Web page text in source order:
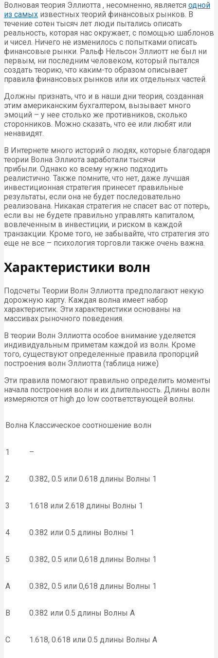
Волновая теория Эллиотта , несомненно, является одной
из самых известных теорий финансовых рынков. В
течение сотен тысяч лет люди пытались описать
реальность, которая нас окружает, с помощью шаблонов
и чисел. Ничего не изменилось с попытками описать
финансовые рынки. Ральф Нельсон Эллиотт не был ни
первым, ни последним человеком, который пытался
создать теорию, что каким-то образом описывает
правила финансовых рынков или их отдельных частей.
Должны признать, что и в наши дни теория, созданная
этим американским бухгалтером, вызывает много
эмоций – у нее столько же противников, сколько
сторонников. Можно сказать, что ее или любят или
ненавидят.
В Интернете много историй о людях, которые благодаря
теории Волна Эллиота заработали тысячи
прибыли. Однако ко всему нужно подходить
реалистично. Также помните, что нет, даже лучшая
инвестиционная стратегия принесет правильные
результаты, если она не будет последовательно
реализована. Никакая стратегия не спасет вас от потерь,
если вы не будете правильно управлять капиталом,
вовлеченным в инвестиции, и риском в каждой
транзакции. Кроме того, не забывайте, что стратегия это
еще не все – психология торговли также очень важна.
Характеристики волн
Подсчеты Теории Волн Эллиотта предполагают некую
дорожную карту. Каждая волна имеет набор
характеристик. Эти характеристики основаны на
массивах рыночного поведения.
В теории Волн Эллиотта особое внимание уделяется
индивидуальным приметам каждой из волн. Кроме
того, существуют определенные правила пропорций
построения волн Эллиотта (таблица ниже)
Эти правила помогают правильно определить моменты
начала построения волн и их длительность. Длины волн
измеряются от high до low соответствующей волны.
Волна Классическое соотношение волн
1 –
2 0.382, 0.5 или 0.618 длины Волны 1
3 1.618 или 2.618 длины Волны 1
4 0.382 или 0.5 длины Волны 1
5 0.382, 0.5 или 0,618 длины Волны 1
A 0.382, 0.5 или 0,618 длины Волны 1
B 0.382 или 0.5 длины Волны A
C 1.618, 0.618 или 0.5 длины Волны A